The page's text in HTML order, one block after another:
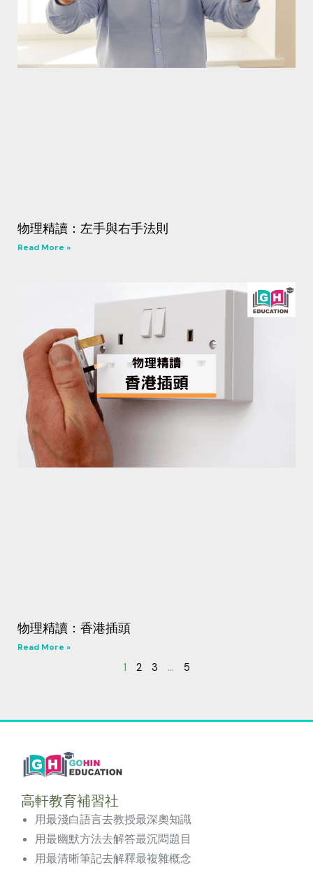
物理精讀：左手與右手法則
Read More »
物理精讀：香港插頭
Read More »
1 2 3 … 5
高軒教育補習社
用最淺白語言去教授最深奧知識
用最幽默方法去解答最沉悶題目
用最清晰筆記去解釋最複雜概念